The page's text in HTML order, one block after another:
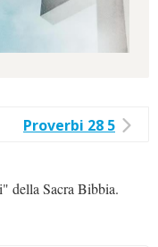
Proverbi 28 5
della Sacra Bibbia.